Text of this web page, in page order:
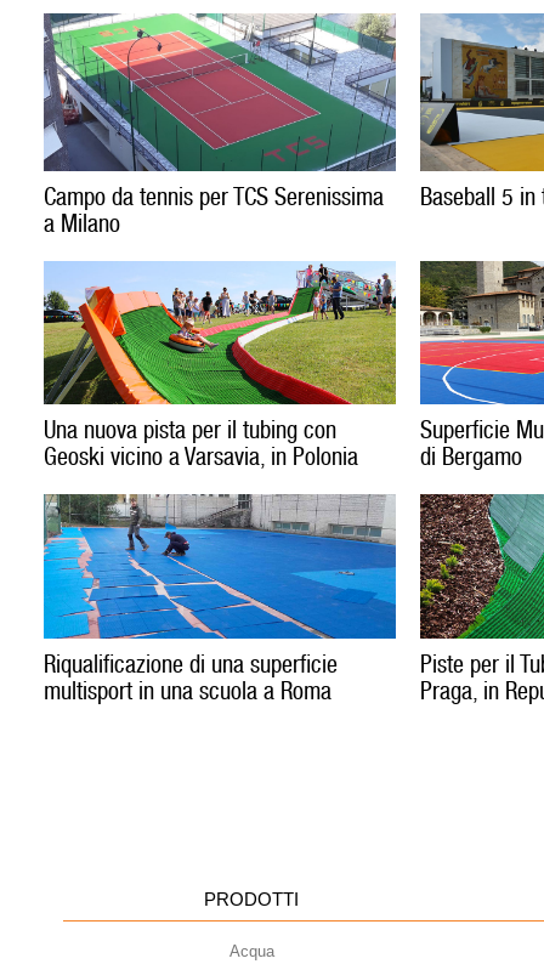
Campo da tennis per TCS Serenissima
a Milano
Baseball 5 in
Una nuova pista per il tubing con
Geoski vicino a Varsavia, in Polonia
Superficie
di Bergamo
Riqualificazione di una superficie
multisport in una scuola a Roma
Piste per il
Praga, in
PRODOTTI
Acqua